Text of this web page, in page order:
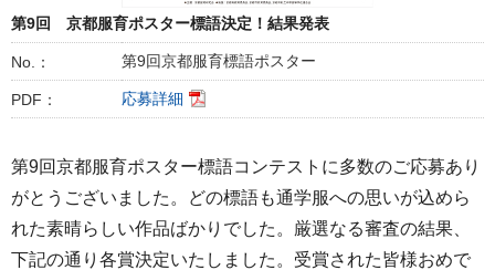
第9回 京都服育ポスター標語決定！結果発表
No.： 第9回京都服育標語ポスター
PDF： 応募詳細
第9回京都服育ポスター標語コンテストに多数のご応募あり
がとうございました。どの標語も通学服への思いが込めら
れた素晴らしい作品ばかりでした。厳選なる審査の結果、
下記の通り各賞決定いたしました。受賞された皆様おめで